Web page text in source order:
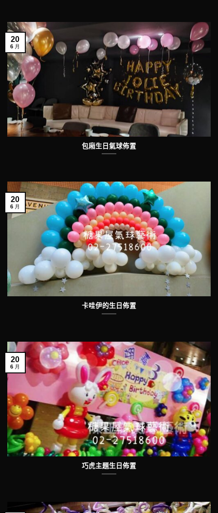
包廂生日氣球佈置
20
6 月
卡哇伊的生日佈置
20
6 月
巧虎主題生日佈置
20
6 月